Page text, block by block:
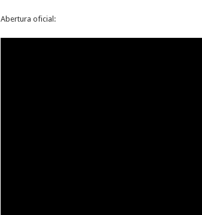
Abertura oficial: